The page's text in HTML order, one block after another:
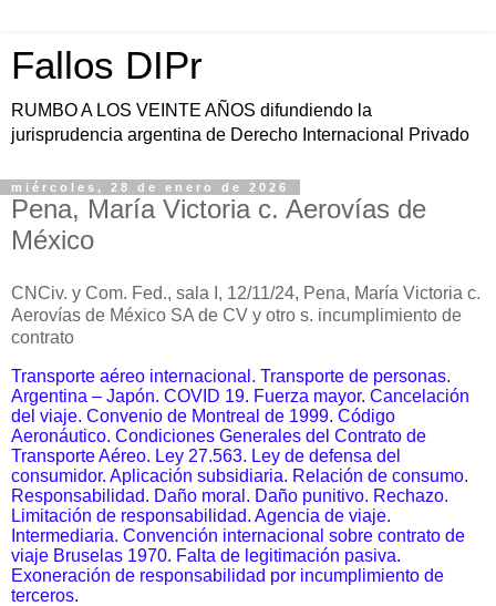
Fallos DIPr
RUMBO A LOS VEINTE AÑOS difundiendo la
jurisprudencia argentina de Derecho Internacional Privado
miércoles, 28 de enero de 2026
Pena, María Victoria c. Aerovías de
México
CNCiv. y Com. Fed., sala I, 12/11/24, Pena, María Victoria c.
Aerovías de México SA de CV y otro s. incumplimiento de
contrato
Transporte aéreo internacional. Transporte de personas.
Argentina – Japón. COVID 19. Fuerza mayor. Cancelación
del viaje. Convenio de Montreal de 1999. Código
Aeronáutico. Condiciones Generales del Contrato de
Transporte Aéreo. Ley 27.563. Ley de defensa del
consumidor. Aplicación subsidiaria. Relación de consumo.
Responsabilidad. Daño moral. Daño punitivo. Rechazo.
Limitación de responsabilidad. Agencia de viaje.
Intermediaria. Convención internacional sobre contrato de
viaje Bruselas 1970. Falta de legitimación pasiva.
Exoneración de responsabilidad por incumplimiento de
terceros.